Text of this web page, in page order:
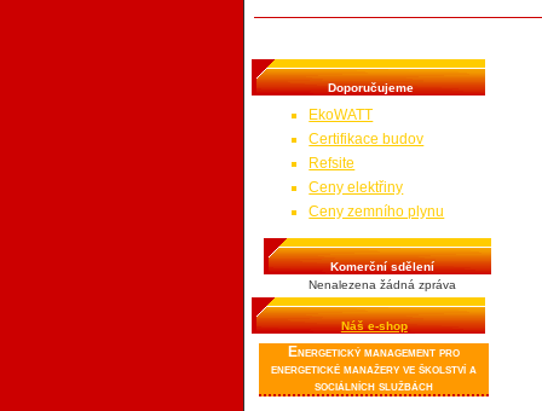
Doporučujeme
EkoWATT
Certifikace budov
Refsite
Ceny elektřiny
Ceny zemního plynu
Komerční sdělení
Nenalezena žádná zpráva
Náš e-shop
Energetický management pro
energetické manažery ve školství a
sociálních službách